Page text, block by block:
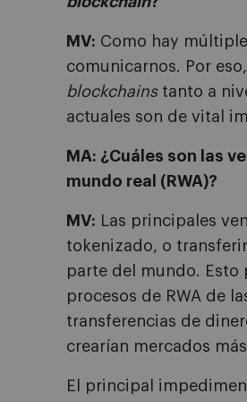
MV: Como hay
comunicarnos. Por
blockchainstanto a
actuales son de vital
MA: ¿Cuáles son las
mundo real (RWA)?
MV: Las principales
tokenizado, o
parte del mundo.
procesos de RWA de
transferencias de
crearían mercados
El principal